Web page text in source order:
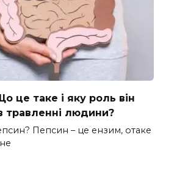
це таке і яку роль він
травленні людини?
Пепсин – це ензим, отаке